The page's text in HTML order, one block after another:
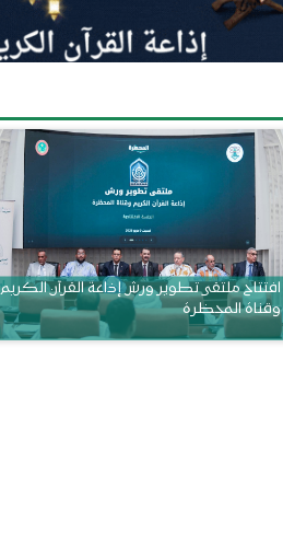
افتتاح ملتقى تطوير ورش إذاعة القرآن الكريم
وقناة المحظرة